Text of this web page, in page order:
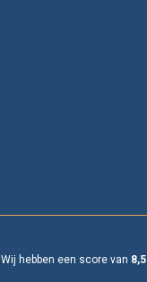
Wij hebben een score van 8,5